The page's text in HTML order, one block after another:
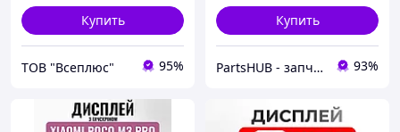
Купить
ТОВ "Всеплюс" 95%
Купить
PartsHUB - запчастини на Телефони (Дисплей / Акумулятор / Шлейф-Плати) 93%